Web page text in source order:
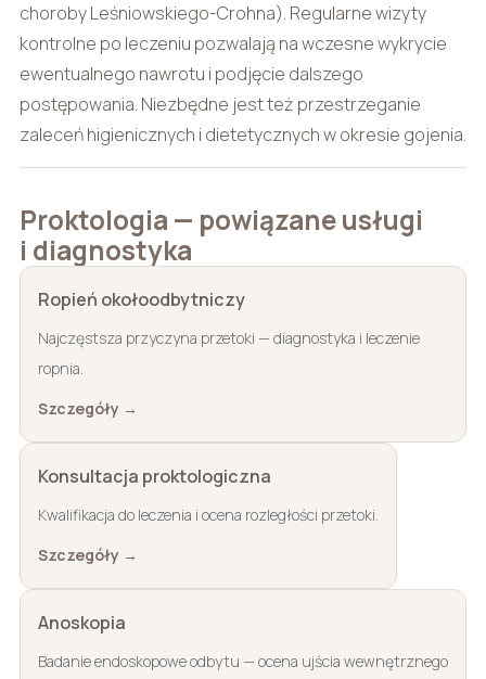
choroby Leśniowskiego-Crohna). Regularne wizyty
kontrolne po leczeniu pozwalają na wczesne wykrycie
ewentualnego nawrotu i podjęcie dalszego
postępowania. Niezbędne jest też przestrzeganie
zaleceń higienicznych i dietetycznych w okresie gojenia.
Proktologia — powiązane usługi
i diagnostyka
Ropień okołoodbytniczy
Najczęstsza przyczyna przetoki — diagnostyka i leczenie
ropnia.
Szczegóły →
Konsultacja proktologiczna
Kwalifikacja do leczenia i ocena rozległości przetoki.
Szczegóły →
Anoskopia
Badanie endoskopowe odbytu — ocena ujścia wewnętrznego